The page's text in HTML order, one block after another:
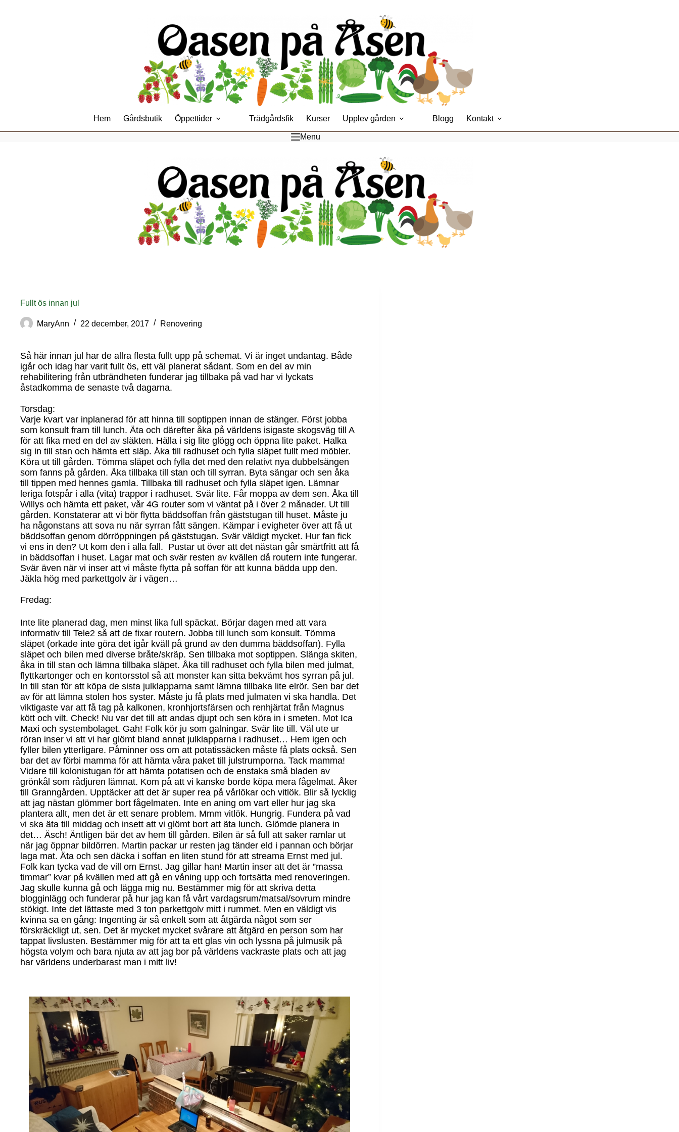
Hem Gårdsbutik Öppettider Trädgårdsfik Kurser Upplev gården Blogg Kontakt
Menu
Fullt ös innan jul
MaryAnn 22 december, 2017 Renovering
Så här innan jul har de allra flesta fullt upp på schemat. Vi är inget undantag. Både
igår och idag har varit fullt ös, ett väl planerat sådant. Som en del av min
rehabilitering från utbrändheten funderar jag tillbaka på vad har vi lyckats
åstadkomma de senaste två dagarna.
Torsdag:
Varje kvart var inplanerad för att hinna till soptippen innan de stänger. Först jobba
som konsult fram till lunch. Äta och därefter åka på världens isigaste skogsväg till A
för att fika med en del av släkten. Hälla i sig lite glögg och öppna lite paket. Halka
sig in till stan och hämta ett släp. Åka till radhuset och fylla släpet fullt med möbler.
Köra ut till gården. Tömma släpet och fylla det med den relativt nya dubbelsängen
som fanns på gården. Åka tillbaka till stan och till syrran. Byta sängar och sen åka
till tippen med hennes gamla. Tillbaka till radhuset och fylla släpet igen. Lämnar
leriga fotspår i alla (vita) trappor i radhuset. Svär lite. Får moppa av dem sen. Åka till
Willys och hämta ett paket, vår 4G router som vi väntat på i över 2 månader. Ut till
gården. Konstaterar att vi bör flytta bäddsoffan från gäststugan till huset. Måste ju
ha någonstans att sova nu när syrran fått sängen. Kämpar i evigheter över att få ut
bäddsoffan genom dörröppningen på gäststugan. Svär väldigt mycket. Hur fan fick
vi ens in den? Ut kom den i alla fall. Pustar ut över att det nästan går smärtfritt att få
in bäddsoffan i huset. Lagar mat och svär resten av kvällen då routern inte fungerar.
Svär även när vi inser att vi måste flytta på soffan för att kunna bädda upp den.
Jäkla hög med parkettgolv är i vägen…
Fredag:
Inte lite planerad dag, men minst lika full späckat. Börjar dagen med att vara
informativ till Tele2 så att de fixar routern. Jobba till lunch som konsult. Tömma
släpet (orkade inte göra det igår kväll på grund av den dumma bäddsoffan). Fylla
släpet och bilen med diverse bråte/skräp. Sen tillbaka mot soptippen. Slänga skiten,
åka in till stan och lämna tillbaka släpet. Åka till radhuset och fylla bilen med julmat,
flyttkartonger och en kontorsstol så att monster kan sitta bekvämt hos syrran på jul.
In till stan för att köpa de sista julklapparna samt lämna tillbaka lite elrör. Sen bar det
av för att lämna stolen hos syster. Måste ju få plats med julmaten vi ska handla. Det
viktigaste var att få tag på kalkonen, kronhjortsfärsen och renhjärtat från Magnus
kött och vilt. Check! Nu var det till att andas djupt och sen köra in i smeten. Mot Ica
Maxi och systembolaget. Gah! Folk kör ju som galningar. Svär lite till. Väl ute ur
röran inser vi att vi har glömt bland annat julklapparna i radhuset… Hem igen och
fyller bilen ytterligare. Påminner oss om att potatissäcken måste få plats också. Sen
bar det av förbi mamma för att hämta våra paket till julstrumporna. Tack mamma!
Vidare till kolonistugan för att hämta potatisen och de enstaka små bladen av
grönkål som rådjuren lämnat. Kom på att vi kanske borde köpa mera fågelmat. Åker
till Granngården. Upptäcker att det är super rea på vårlökar och vitlök. Blir så lycklig
att jag nästan glömmer bort fågelmaten. Inte en aning om vart eller hur jag ska
plantera allt, men det är ett senare problem. Mmm vitlök. Hungrig. Fundera på vad
vi ska äta till middag och insett att vi glömt bort att äta lunch. Glömde planera in
det… Äsch! Äntligen bär det av hem till gården. Bilen är så full att saker ramlar ut
när jag öppnar bildörren. Martin packar ur resten jag tänder eld i pannan och börjar
laga mat. Äta och sen däcka i soffan en liten stund för att streama Ernst med jul.
Folk kan tycka vad de vill om Ernst. Jag gillar han! Martin inser att det är ”massa
timmar” kvar på kvällen med att gå en våning upp och fortsätta med renoveringen.
Jag skulle kunna gå och lägga mig nu. Bestämmer mig för att skriva detta
blogginlägg och funderar på hur jag kan få vårt vardagsrum/matsal/sovrum mindre
stökigt. Inte det lättaste med 3 ton parkettgolv mitt i rummet. Men en väldigt vis
kvinna sa en gång: Ingenting är så enkelt som att åtgärda något som ser
förskräckligt ut, sen. Det är mycket mycket svårare att åtgärd en person som har
tappat livslusten. Bestämmer mig för att ta ett glas vin och lyssna på julmusik på
högsta volym och bara njuta av att jag bor på världens vackraste plats och att jag
har världens underbarast man i mitt liv!